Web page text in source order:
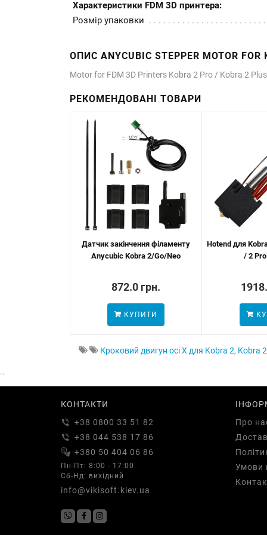
Характеристики FDM 3D принтера:
Розмір упаковки
ОПИС ANYCUBIC STEPPER MOTOR FOR
Motor for FDM 3D Printers Kobra 2 Pro / Kobra 2
РЕКОМЕНДОВАНІ ТОВАРИ
Датчик закінчення філаменту
Anycubic Kobra 2/Go/Neo
872.0 грн.
КУПИТИ
Hotend для
/ 2
Кроковий двигун осі Х для Kobra 2, Kobra 2
..
КОНТАКТИ
+38 0800 33 51 82
+38 044 538 17 86
+380 50 404 06 86
Пн-Пт: 8:00 - 17:00
Сб-Нд: вихідний
info@vikisoft.kiev.ua
Про
Умови